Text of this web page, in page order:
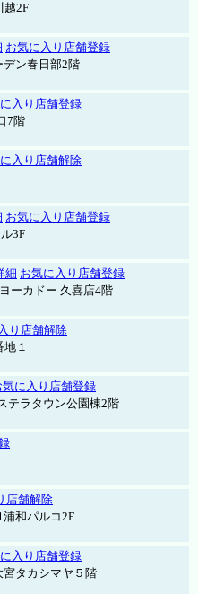
越2F
お気に入り店舗登録
ン春日部2階
入り店舗登録
7階
入り店舗解除
お気に入り店舗登録
3F
細 お気に入り店舗登録
ーカドー 久喜店4階
り店舗解除
１
気に入り店舗登録
テラタウン公園棟2階
店舗解除
和パルコ2F
入り店舗登録
タカシマヤ５階